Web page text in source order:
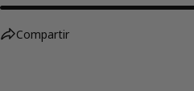
Compartir